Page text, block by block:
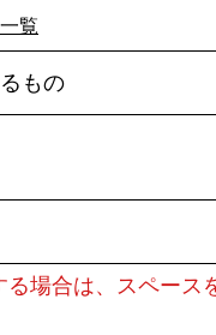
覧
場合は、スペース